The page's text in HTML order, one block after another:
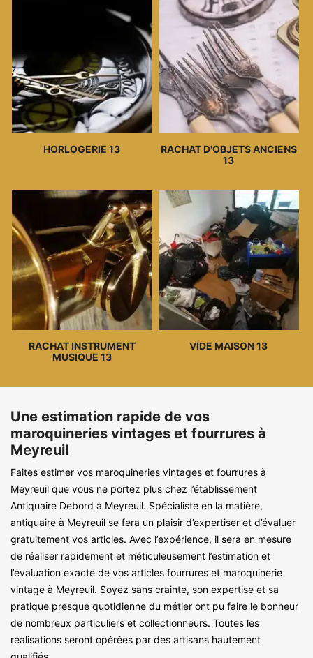
HORLOGERIE 13
RACHAT D'OBJETS ANCIENS
13
RACHAT INSTRUMENT
MUSIQUE 13
VIDE MAISON 13
Une estimation rapide de vos
maroquineries vintages et fourrures à
Meyreuil
Faites estimer vos maroquineries vintages et fourrures à
Meyreuil que vous ne portez plus chez l’établissement
Antiquaire Debord à Meyreuil. Spécialiste en la matière,
antiquaire à Meyreuil se fera un plaisir d’expertiser et d’évaluer
gratuitement vos articles. Avec l’expérience, il sera en mesure
de réaliser rapidement et méticuleusement l’estimation et
l’évaluation exacte de vos articles fourrures et maroquinerie
vintage à Meyreuil. Soyez sans crainte, son expertise et sa
pratique presque quotidienne du métier ont pu faire le bonheur
de nombreux particuliers et collectionneurs. Toutes les
réalisations seront opérées par des artisans hautement